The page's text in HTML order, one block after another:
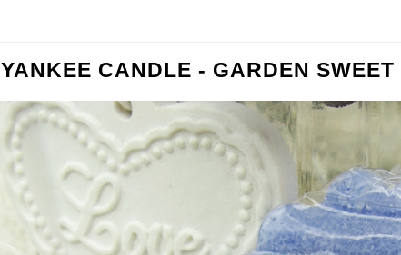
YANKEE CANDLE - GARDEN